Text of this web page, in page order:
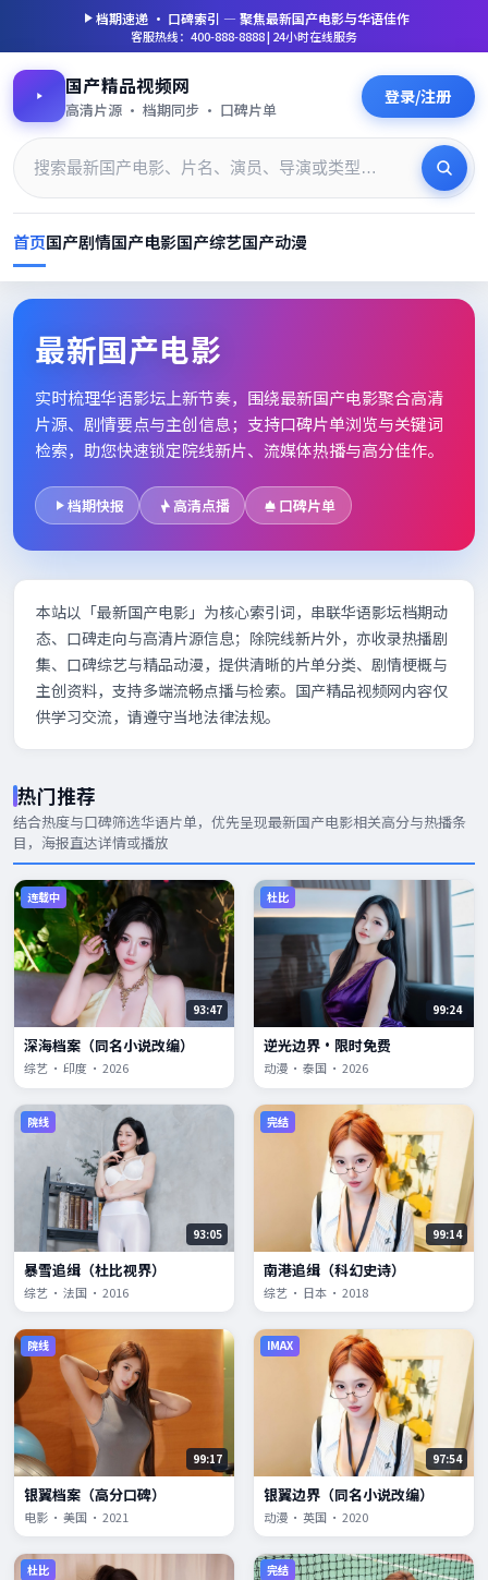
档期速递 · 口碑索引 — 聚焦最新国产电影与华语佳作
客服热线：400-888-8888 | 24小时在线服务
国产精品视频网
高清片源 · 档期同步 · 口碑片单
登录/注册
首页国产剧情国产电影国产综艺国产动漫
最新国产电影_高清片单档期
最新国产电影
实时梳理华语影坛上新节奏，围绕最新国产电影聚合高清
片源、剧情要点与主创信息；支持口碑片单浏览与关键词
检索，助您快速锁定院线新片、流媒体热播与高分佳作。
档期快报 高清点播 口碑片单
本站以「最新国产电影」为核心索引词，串联华语影坛档期动
态、口碑走向与高清片源信息；除院线新片外，亦收录热播剧
集、口碑综艺与精品动漫，提供清晰的片单分类、剧情梗概与
主创资料，支持多端流畅点播与检索。国产精品视频网内容仅
供学习交流，请遵守当地法律法规。
热门推荐
结合热度与口碑筛选华语片单，优先呈现最新国产电影相关高分与热播条
目，海报直达详情或播放
连载中
93:47
深海档案（同名小说改编）
综艺 · 印度 · 2026
杜比
99:24
逆光边界·限时免费
动漫 · 泰国 · 2026
院线
93:05
暴雪追缉（杜比视界）
综艺 · 法国 · 2016
完结
99:14
南港追缉（科幻史诗）
综艺 · 日本 · 2018
院线
99:17
银翼档案（高分口碑）
电影 · 美国 · 2021
IMAX
97:54
银翼边界（同名小说改编）
动漫 · 英国 · 2020
杜比 完结